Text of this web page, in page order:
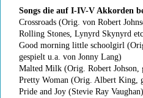
Songs die auf I-IV-V Akkorden
Crossroads (Orig. von Robert
Rolling Stones, Lynyrd Skynyrd
Good morning little schoolgirl
gespielt u.a. von Jonny Lang)
Malted Milk (Orig. Robert Johson,
Pretty Woman (Orig. Albert King,
Pride and Joy (Stevie Ray Vaughan)